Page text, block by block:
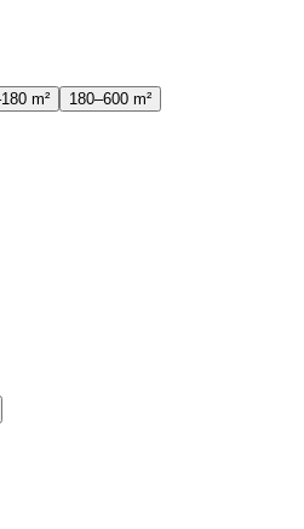
m² 180–600 m²